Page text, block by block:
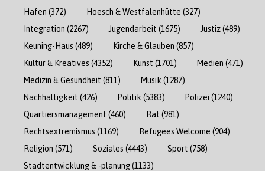
Hafen (372) Hoesch & Westfalenhütte (327)
Integration (2267) Jugendarbeit (1675) Justiz(489)
Keuning-Haus (489) Kirche & Glauben (857)
Kultur & Kreatives (4352) Kunst (1701) Medien (471)
Medizin & Gesundheit (811) Musik (1287)
Nachhaltigkeit (426) Politik (5383) Polizei (1240)
Quartiersmanagement (460) Rat (981)
Rechtsextremismus (1169) Refugees Welcome (904)
Religion (571) Soziales (4443) Sport (758)
Stadtentwicklung & -planung(1133)